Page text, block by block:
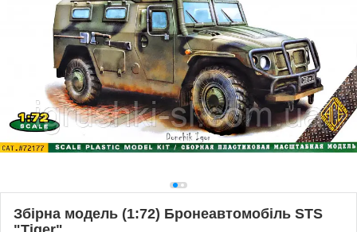
Збірна модель (1:72) Бронеавтомобіль STS